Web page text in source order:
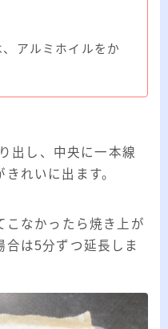
アルミホイルをか
出し、中央に一本線
れいに出ます。
こなかったら焼き上が
合は5分ずつ延長しま